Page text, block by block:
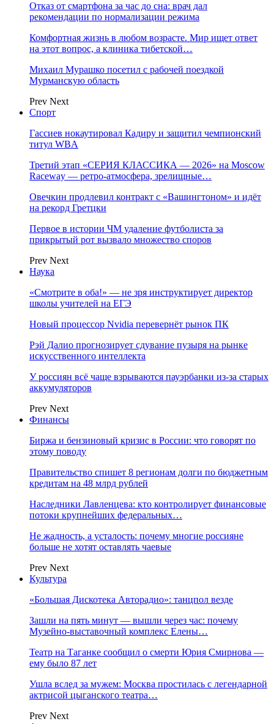
Отказ от смартфона за час до сна: врач дал
рекомендации по нормализации режима
Комфортная жизнь в любом возрасте. Мир ищет ответ
на этот вопрос, а клиника тибетской…
Михаил Мурашко посетил с рабочей поездкой
Мурманскую область
Prev Next
Спорт
Гассиев нокаутировал Кадиру и защитил чемпионский
титул WBA
Третий этап «СЕРИЯ КЛАССИКА — 2026» на Moscow
Raceway — ретро‑атмосфера, зрелищные…
Овечкин продлевил контракт с «Вашингтоном» и идёт
на рекорд Гретцки
Первое в истории ЧМ удаление футболиста за
прикрытый рот вызвало множество споров
Prev Next
Наука
«Смотрите в оба!» — не зря инструктирует директор
школы учителей на ЕГЭ
Новый процессор Nvidia перевернёт рынок ПК
Рэй Далио прогнозирует сдувание пузыря на рынке
искусственного интеллекта
У россиян всё чаще взрываются пауэрбанки из-за старых
аккумуляторов
Prev Next
Финансы
Биржа и бензиновый кризис в России: что говорят по
этому поводу
Правительство спишет 8 регионам долги по бюджетным
кредитам на 48 млрд рублей
Наследники Лавленцева: кто контролирует финансовые
потоки крупнейших федеральных…
Не жадность, а усталость: почему многие россияне
больше не хотят оставлять чаевые
Prev Next
Культура
«Большая Дискотека Авторадио»: танцпол везде
Зашли на пять минут — вышли через час: почему
Музейно-выставочный комплекс Елены…
Театр на Таганке сообщил о смерти Юрия Смирнова —
ему было 87 лет
Ушла вслед за мужем: Москва простилась с легендарной
актрисой цыганского театра…
Prev Next